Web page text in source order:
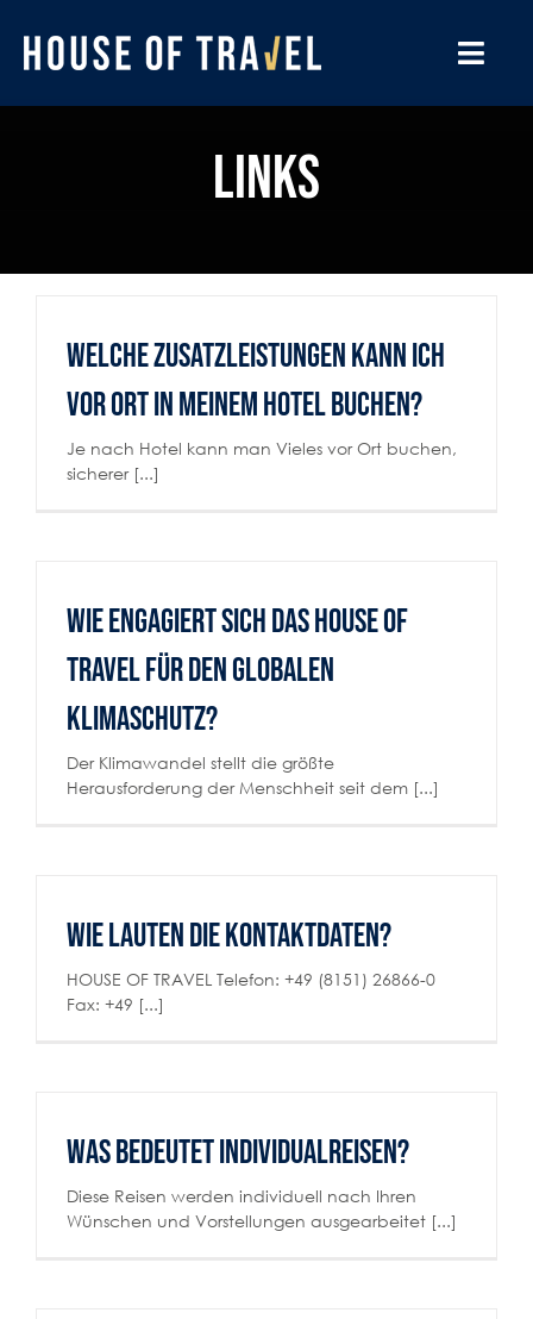
Inhalt
springen
BESONDERE REISEN
DESTINATIONEN
UNSERE BÜROS
REISELUST
GUTSCHEINE
WISSENSWERTES
Links
Welche Zusatzleistungen kann ich
vor Ort in meinem Hotel buchen?
Je nach Hotel kann man Vieles vor Ort buchen,
sicherer [...]
Wie engagiert sich das HOUSE OF
TRAVEL für den globalen
Klimaschutz?
Der Klimawandel stellt die größte
Herausforderung der Menschheit seit dem [...]
Wie lauten die Kontaktdaten?
HOUSE OF TRAVEL Telefon: +49 (8151) 26866-0
Fax: +49 [...]
Was bedeutet Individualreisen?
Diese Reisen werden individuell nach Ihren
Wünschen und Vorstellungen ausgearbeitet [...]